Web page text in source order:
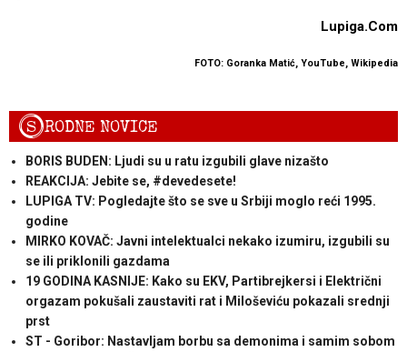
Lupiga.Com
FOTO: Goranka Matić, YouTube, Wikipedia
SRODNE NOVICE
BORIS BUDEN: Ljudi su u ratu izgubili glave nizašto
REAKCIJA: Jebite se, #devedesete!
LUPIGA TV: Pogledajte što se sve u Srbiji moglo reći 1995.
godine
MIRKO KOVAČ: Javni intelektualci nekako izumiru, izgubili su
se ili priklonili gazdama
19 GODINA KASNIJE: Kako su EKV, Partibrejkersi i Električni
orgazam pokušali zaustaviti rat i Miloševiću pokazali srednji
prst
ST - Goribor: Nastavljam borbu sa demonima i samim sobom